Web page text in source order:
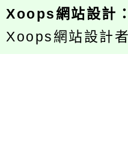
Xoops網站設計 ：
Xoops網站設計